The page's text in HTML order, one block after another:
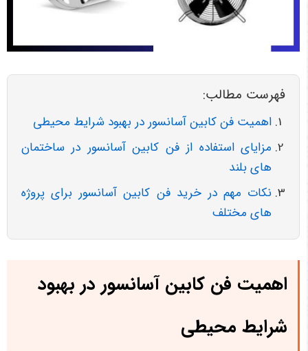
فهرست مطالب:
اهمیت فن کابین آسانسور در بهبود شرایط محیطی
مزایای استفاده از فن کابین آسانسور در ساختمان
های بلند
نکات مهم در خرید فن کابین آسانسور برای پروژه
های مختلف
اهمیت فن کابین آسانسور در بهبود
شرایط محیطی